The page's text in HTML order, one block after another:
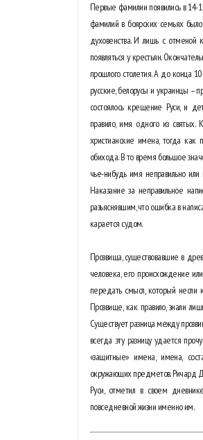
Первые фамилии появились в 14-
фамилий в боярских семьях
духовенства. И лишь с отменой
появляться у крестьян.
прошлого столетия. А до конца
русские, белорусы и украинцы –
состоялось крещение Руси, и
правило, имя одного из святых.
христианские имена, тогда как
обихода. В то время большое
чье-нибудь имя неправильно или
Наказание за неправильное
разъяснявшим, что ошибка в
карается судом.
Прозвища, существовавшие в
человека, его происхождение
передать смысл, который несли
Прозвище, как правило, знали
Существует разница между
всегда эту разницу удается
«защитные» имена, имена,
окружающих предметов. Ричард
Руси, отметил в своем
повседневной жизни именно им.